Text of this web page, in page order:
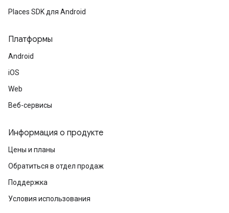
Places SDK для Android
Платформы
Android
iOS
Web
Веб-сервисы
Информация о продукте
Цены и планы
Обратиться в отдел продаж
Поддержка
Условия использования